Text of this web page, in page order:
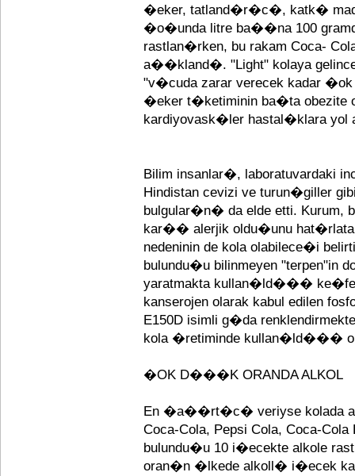
�eker, tatland�r�c�, katk�
�o�unda litre ba��na 100
rastlan�rken, bu rakam Coca-
a��kland�. "Light" kolaya
"v�cuda zarar verecek kadar
�eker t�ketiminin ba�ta obezite
kardiyovask�ler hastal�klara
Bilim insanlar�, laboratuvardaki
Hindistan cevizi ve turun�giller
bulgular�n� da elde etti. Kurum,
kar�� alerjik oldu�unu
nedeninin de kola olabilece�i
bulundu�u bilinmeyen
yaratmakta kullan�ld���
kanserojen olarak kabul edilen
E150D isimli g�da
kola �retiminde kullan�ld���
�OK D���K ORANDA ALKOL
En �a��rt�c� veriyse kolada
Coca-Cola, Pepsi Cola, Coca-
bulundu�u 10 i�ecekte alkole
oran�n �lkede alkoll� i�ecek